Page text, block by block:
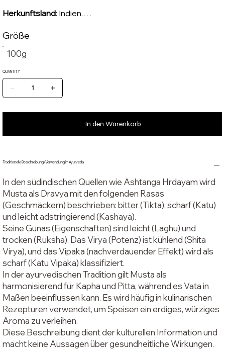
Herkunftsland: Indien.
Seesen, Germany.
100g
Größe
QUANTITY
In den Warenkorb
Traditionelle Beschreibung/Verwendung im Ayurveda
In den südindischen Quellen wie Ashtanga Hrdayam wird
Musta als Dravya mit den folgenden Rasas
(Geschmäckern) beschrieben: bitter (Tikta), scharf (Katu)
und leicht adstringierend (Kashaya).
Seine Gunas (Eigenschaften) sind leicht (Laghu) und
trocken (Ruksha). Das Virya (Potenz) ist kühlend (Shita
Virya), und das Vipaka (nachverdauender Effekt) wird als
scharf (Katu Vipaka) klassifiziert.
In der ayurvedischen Tradition gilt Musta als
harmonisierend für Kapha und Pitta, während es Vata in
Maßen beeinflussen kann. Es wird häufig in kulinarischen
Rezepturen verwendet, um Speisen ein erdiges, würziges
Aroma zu verleihen.
Diese Beschreibung dient der kulturellen Information und
macht keine Aussagen über gesundheitliche Wirkungen.